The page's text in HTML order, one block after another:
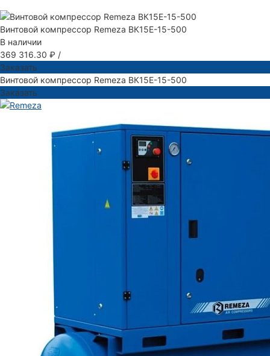
Винтовой компрессор Remeza ВК15Е-15-500
В наличии
369 316.30 ₽ /
Заказать
Винтовой компрессор Remeza ВК15Е-15-500
Заказать